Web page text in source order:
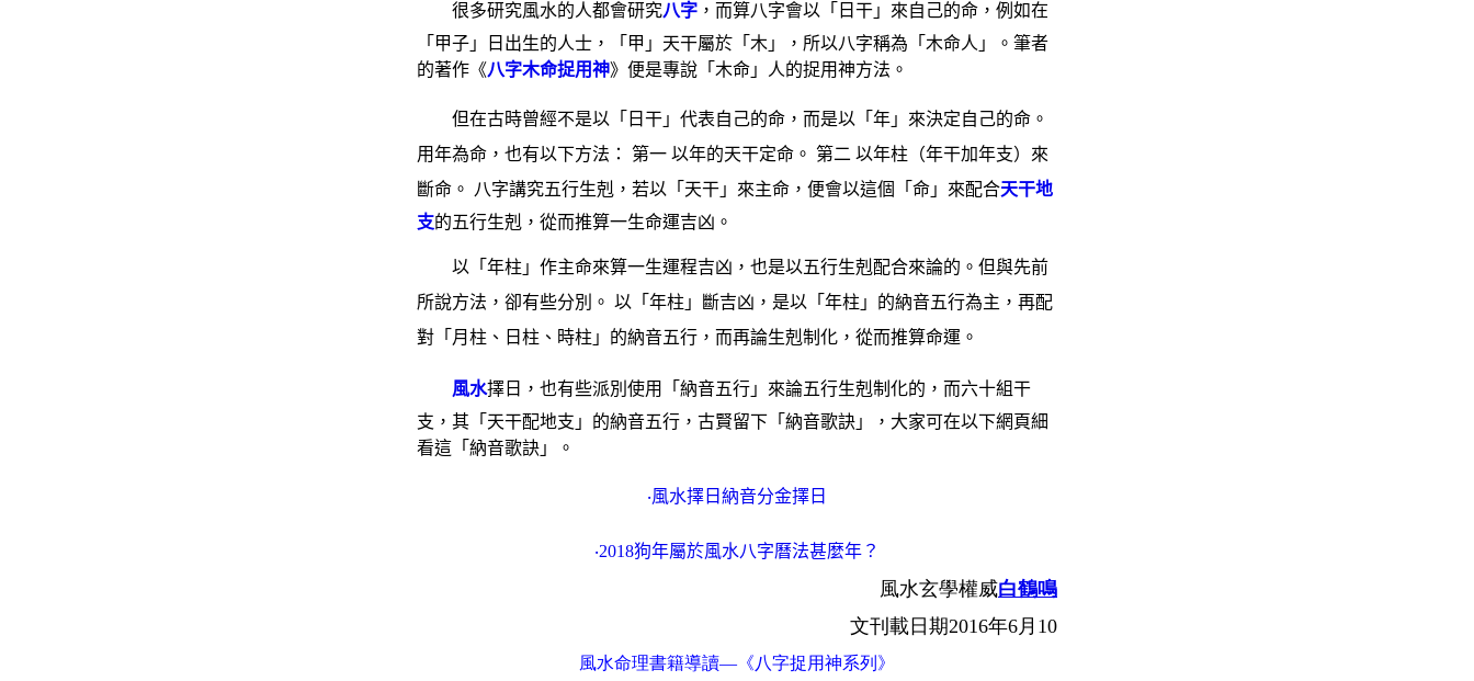
很多研究風水的人都會研究八字 ，而算八字會以「日干」來自己的命，例如在
「甲子」日出生的人士，「甲」天干屬於「木」，所以八字稱為「木命人」。筆者
的著作《八字木命捉用神》便是專說「木命」人的捉用神方法。
但在古時曾經不是以「日干」代表自己的命，而是以「年」來決定自己的命。
用年為命，也有以下方法： 第一 以年的天干定命。 第二 以年柱（年干加年支）來
斷命。 八字講究五行生剋，若以「天干」來主命，便會以這個「命」來配合天干地
支的五行生剋，從而推算一生命運吉凶。
以「年柱」作主命來算一生運程吉凶，也是以五行生剋配合來論的。但與先前
所說方法，卻有些分別。 以「年柱」斷吉凶，是以「年柱」的納音五行為主，再配
對「月柱、日柱、時柱」的納音五行，而再論生剋制化，從而推算命運。
風水擇日，也有些派別使用「納音五行」來論五行生剋制化的，而六十組干
支，其「天干配地支」的納音五行，古賢留下「納音歌訣」，大家可在以下網頁細
看這「納音歌訣」。
‧風水擇日納音分金擇日
‧2018狗年屬於風水八字曆法甚麼年？
風水玄學權威白鶴鳴
文刊載日期2016年6月 10
風水命理書籍導讀—《八字捉用神系列》